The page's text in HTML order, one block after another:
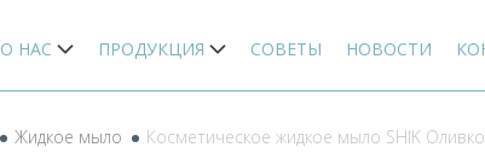
О НАС ПРОДУКЦИЯ СОВЕТЫ НОВОСТИ
Жидкое мыло Косметическое жидкое мыло SHIK